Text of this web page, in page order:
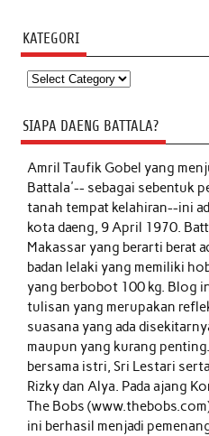
KATEGORI
Kategori
SIAPA DAENG BATTALA?
Amril Taufik Gobelyang
Battala'-- sebagai sebentuk
tanah tempat kelahiran--ini
kota daeng, 9 April 1970.
Makassar yang berarti berat
badan lelaki yang memiliki
yang berbobot 100 kg. Blog
tulisan yang merupakan
suasana yang ada
maupun yang kurang
bersama istri, Sri Lestari
Rizky dan Alya. Pada ajang
The Bobs
ini berhasil menjadi